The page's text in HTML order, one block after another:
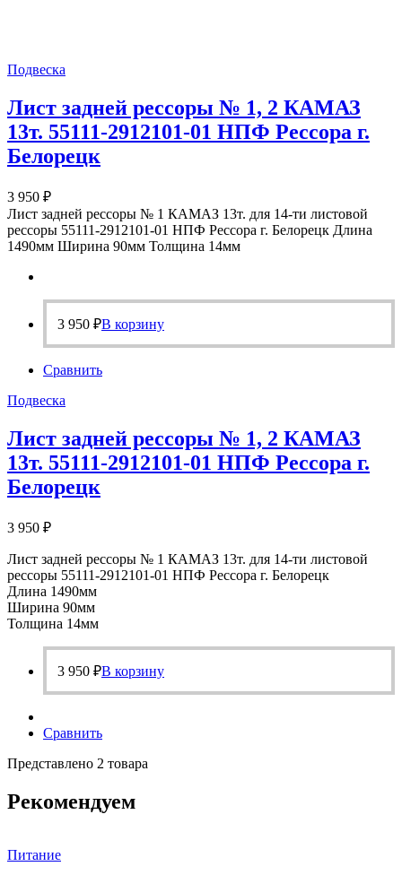
Подвеска
Лист задней рессоры № 1, 2 КАМАЗ
13т. 55111-2912101-01 НПФ Рессора г.
Белорецк
3 950 ₽
Лист задней рессоры № 1 КАМАЗ 13т. для 14-ти листовой
рессоры 55111-2912101-01 НПФ Рессора г. Белорецк Длина
1490мм Ширина 90мм Толщина 14мм
3 950 ₽В корзину
Сравнить
Подвеска
Лист задней рессоры № 1, 2 КАМАЗ
13т. 55111-2912101-01 НПФ Рессора г.
Белорецк
3 950 ₽
Лист задней рессоры № 1 КАМАЗ 13т. для 14-ти листовой
рессоры 55111-2912101-01 НПФ Рессора г. Белорецк
Длина 1490мм
Ширина 90мм
Толщина 14мм
3 950 ₽В корзину
Сравнить
Представлено 2 товара
Рекомендуем
Питание